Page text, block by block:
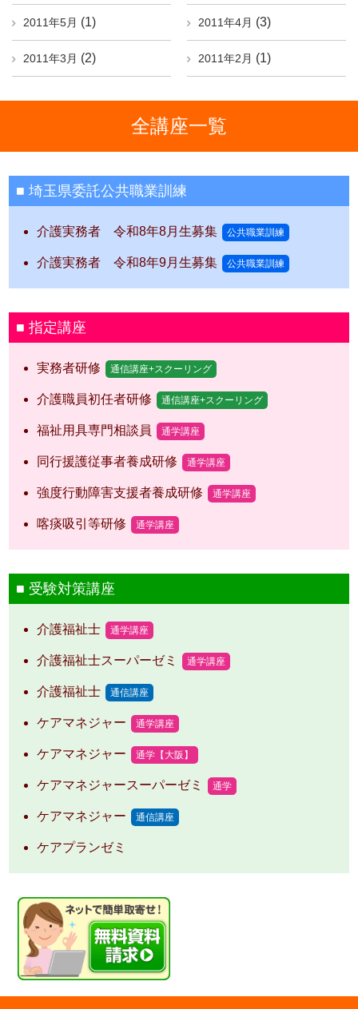
2011年5月 (1) 2011年4月 (3)
2011年3月 (2) 2011年2月 (1)
全講座一覧
埼玉県委託公共職業訓練
介護実務者 令和8年8月生募集 公共職業訓練
介護実務者 令和8年9月生募集 公共職業訓練
指定講座
実務者研修 通信講座+スクーリング
介護職員初任者研修 通信講座+スクーリング
福祉用具専門相談員 通学講座
同行援護従事者養成研修 通学講座
強度行動障害支援者養成研修 通学講座
喀痰吸引等研修 通学講座
受験対策講座
介護福祉士 通学講座
介護福祉士スーパーゼミ 通学講座
介護福祉士 通信講座
ケアマネジャー 通学講座
ケアマネジャー 通学【大阪】
ケアマネジャースーパーゼミ 通学
ケアマネジャー 通信講座
ケアプランゼミ